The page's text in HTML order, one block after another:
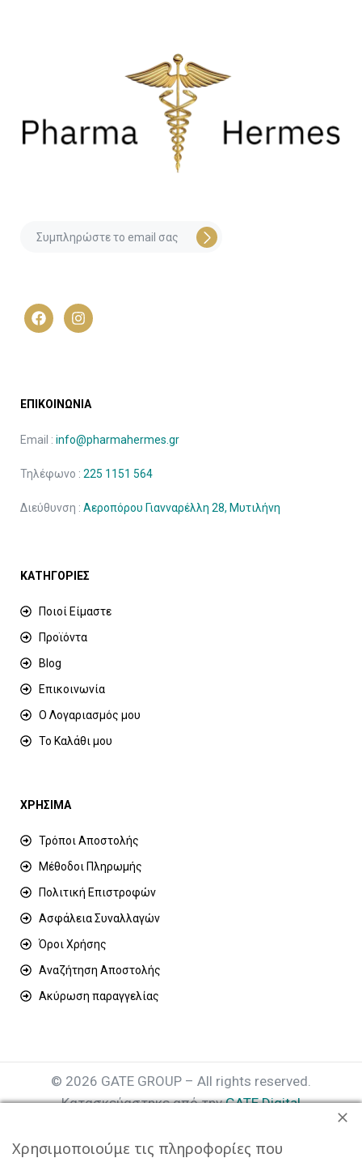
ΕΠΙΚΟΙΝΩΝΙΑ
Email : info@pharmahermes.gr
Τηλέφωνο : 225 1151 564
Διεύθυνση : Αεροπόρου Γιανναρέλλη 28, Μυτιλήνη
ΚΑΤΗΓΟΡΙΕΣ
Ποιοί Είμαστε
Προϊόντα
Blog
Επικοινωνία
Ο Λογαριασμός μου
Το Καλάθι μου
ΧΡΗΣΙΜΑ
Τρόποι Αποστολής
Μέθοδοι Πληρωμής
Πολιτική Επιστροφών
Ασφάλεια Συναλλαγών
Όροι Χρήσης
Αναζήτηση Αποστολής
Ακύρωση παραγγελίας
© 2026 GATE GROUP – All rights reserved.
Κατασκεύαστηκε από τηνGATE Digital
Αριθμός Γ.Ε.ΜΗ. : 077935642000
Χρησιμοποιούμε τις πληροφορίες που